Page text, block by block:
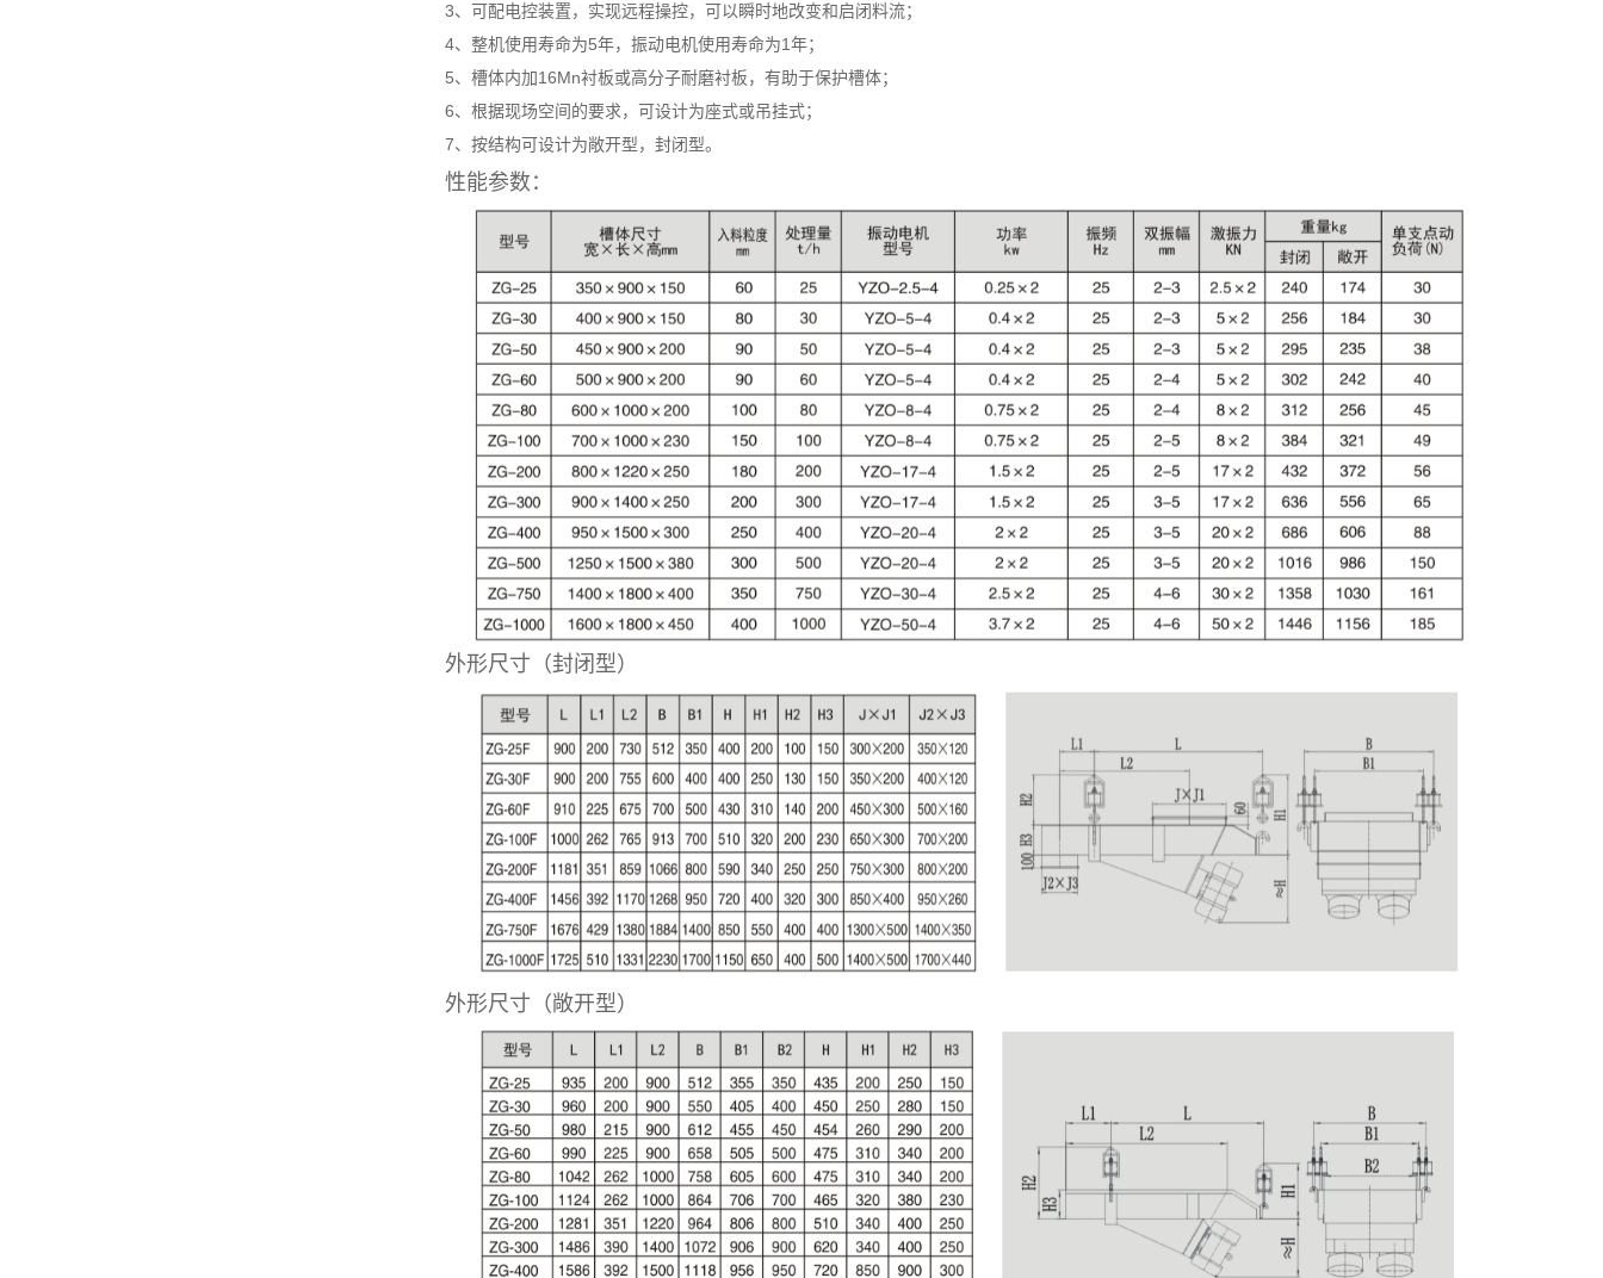
3、可配电控装置，实现远程操控，可以瞬时地改变和启闭料流；
4、整机使用寿命为5年，振动电机使用寿命为1年；
5、槽体内加16Mn衬板或高分子耐磨衬板，有助于保护槽体；
6、根据现场空间的要求，可设计为座式或吊挂式；
7、按结构可设计为敞开型，封闭型。
性能参数：
外形尺寸（封闭型）
外形尺寸（敞开型）